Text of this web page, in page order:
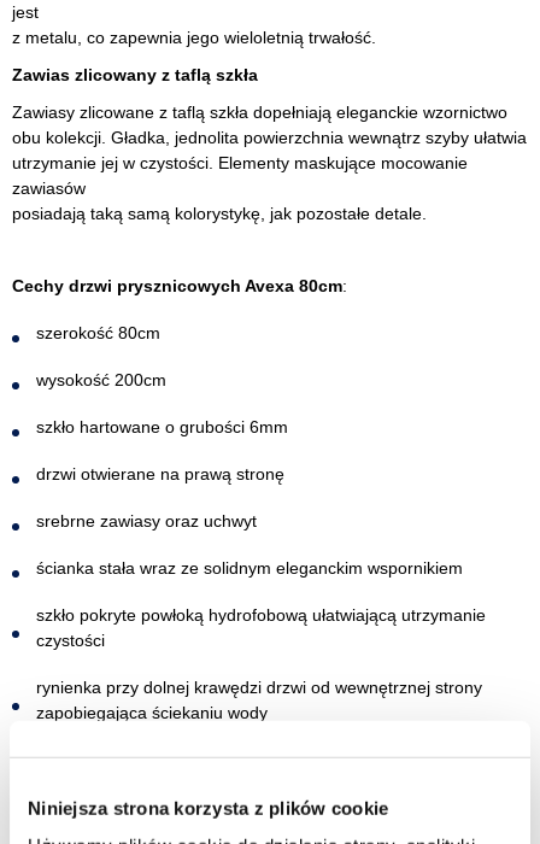
Niniejsza strona korzysta z plików cookie
jest
z metalu, co zapewnia jego wieloletnią trwałość.
Zawias zlicowany z taflą szkła
Zawiasy zlicowane z taflą szkła dopełniają eleganckie wzornictwo
obu kolekcji. Gładka, jednolita powierzchnia wewnątrz szyby ułatwia
utrzymanie jej w czystości. Elementy maskujące mocowanie
zawiasów
posiadają taką samą kolorystykę, jak pozostałe detale.
Cechy drzwi prysznicowych Avexa 80cm:
szerokość 80cm
wysokość 200cm
szkło hartowane o grubości 6mm
drzwi otwierane na prawą stronę
srebrne zawiasy oraz uchwyt
ścianka stała wraz ze solidnym eleganckim wspornikiem
szkło pokryte powłoką hydrofobową ułatwiającą utrzymanie
czystości
rynienka przy dolnej krawędzi drzwi od wewnętrznej strony
zapobiegająca ściekaniu wody
montaż na brodziku lub posadzce
w zestawie listwa progowa oraz dodatkowa uszczelka drzwiowa